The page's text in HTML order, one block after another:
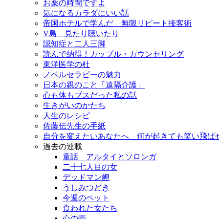
お薬の時間ですよ
気になるカラダにいい話
帝国ホテルで学んだ 無限リピート接客術
V島 見たり聴いたり
認知症と二人三脚
読んで納得！カップル・カウンセリング
東洋医学の杜
ノベルセラピーの魅力
日本の親のこと「遠隔介護」
心も体もブスだった私の話
生きがいのかたち
人生のレシピ
佐藤伝先生の手紙
自分を変えたいあなたへ 何が起きても笑い飛ば
過去の連載
童話 アルタイとソロンガ
二十七人目の女
デッドマン岬
うしみつどき
今週のペット
食われた女たち